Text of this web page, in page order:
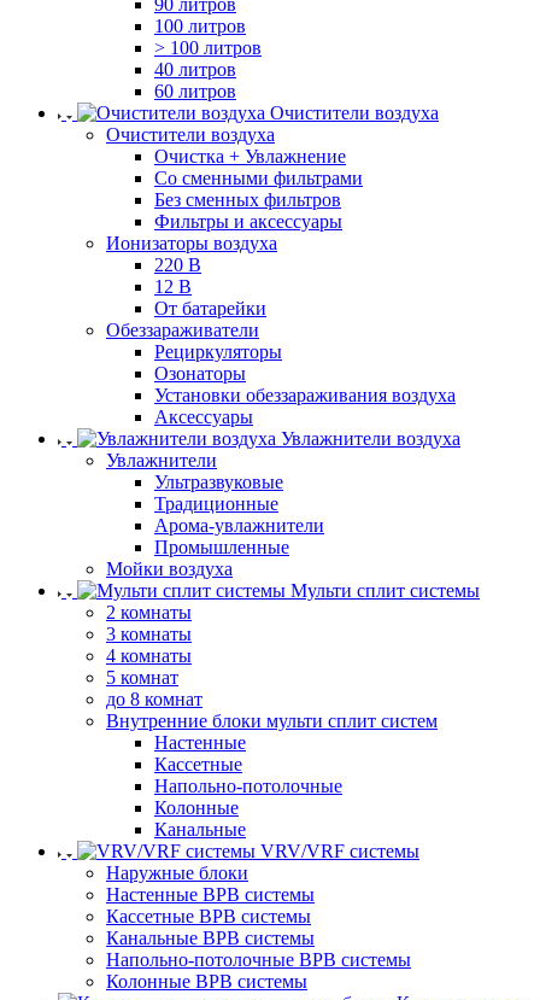
90 литров
100 литров
> 100 литров
40 литров
60 литров
Очистители воздуха
Очистители воздуха
Очистка + Увлажнение
Cо сменными фильтрами
Без сменных фильтров
Фильтры и аксессуары
Ионизаторы воздуха
220 В
12 В
От батарейки
Обеззараживатели
Рециркуляторы
Озонаторы
Установки обеззараживания воздуха
Аксессуары
Увлажнители воздуха
Увлажнители
Ультразвуковые
Традиционные
Арома-увлажнители
Промышленные
Мойки воздуха
Мульти сплит системы
2 комнаты
3 комнаты
4 комнаты
5 комнат
до 8 комнат
Внутренние блоки мульти сплит систем
Настенные
Кассетные
Напольно-потолочные
Колонные
Канальные
VRV/VRF системы
Наружные блоки
Настенные ВРВ системы
Кассетные ВРВ системы
Канальные ВРВ системы
Напольно-потолочные ВРВ системы
Колонные ВРВ системы